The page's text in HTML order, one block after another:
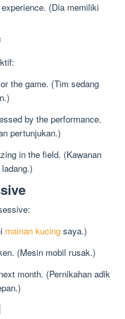
(Dia memiliki
the game. (Tim sedang
by the performance.
pertunjukan.)
in the field. (Kawanan
mainan kucing saya.)
(Mesin mobil rusak.)
month. (Pernikahan adik